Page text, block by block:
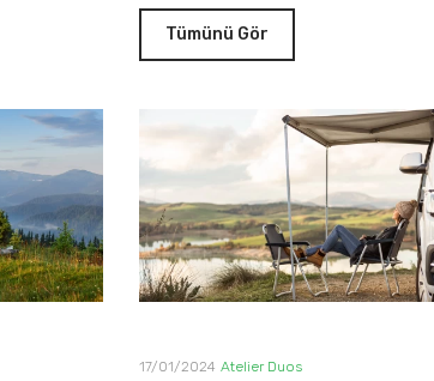
Tümünü Gör
17/01/2024 Atelier Duos